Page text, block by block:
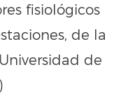
fisiológicos
de la
de